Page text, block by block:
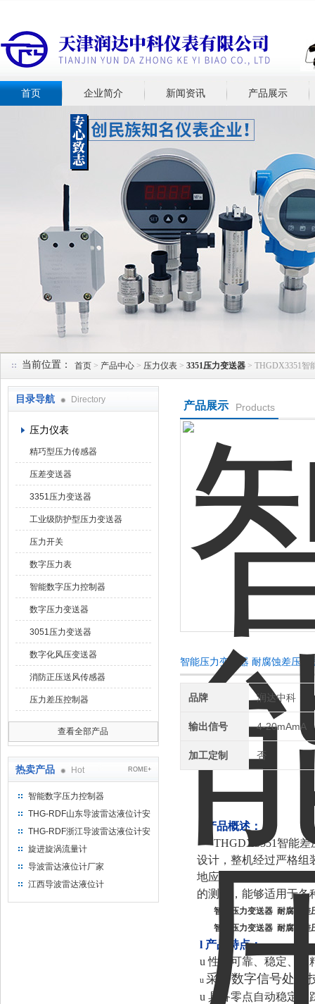
首页 企业简介 新闻资讯 产品展示
当前位置： 首页 > 产品中心 > 压力仪表 > 3351压力变送器 > THGDX3351智
目录导航 Directory
压力仪表
精巧型压力传感器
压差变送器
3351压力变送器
工业级防护型压力变送器
压力开关
数字压力表
智能数字压力控制器
数字压力变送器
3051压力变送器
数字化风压变送器
消防正压送风传感器
压力差压控制器
查看全部产品
热卖产品 Hot ROME+
智能数字压力控制器
THG-RDF山东导波雷达液位计安
装方法
THG-RDF浙江导波雷达液位计安
装方法
旋进旋涡流量计
导波雷达液位计厂家
江西导波雷达液位计
产品展示 Products
智能压力变送器 耐腐蚀差压变
品牌 润达中科
输出信号 4-20mAmA
加工定制 否
产品概述：
THGDX3351智能
设计，整机经过严格组
地应用于石油、化工、
的测量，能够适用于各
智能压力变送器 耐腐蚀差
智能压力变送器 耐腐蚀差
l 产品特点：
u性能可靠、稳定、高
u 采用数字信号处理
u 具备零点自动稳定跟